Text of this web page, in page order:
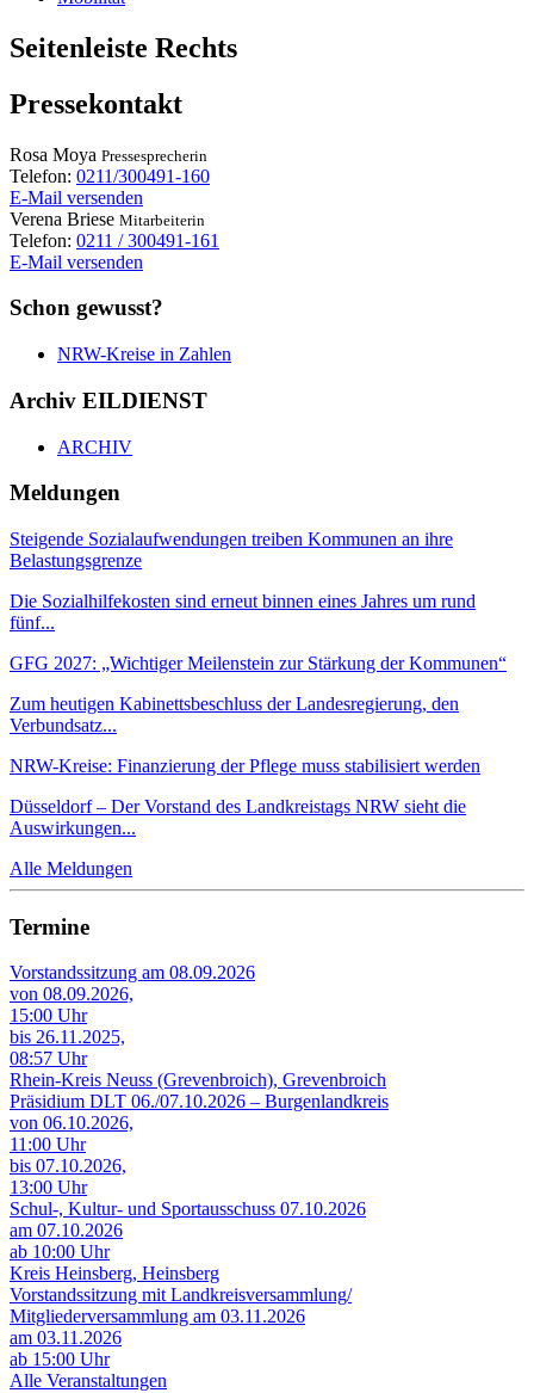
Seitenleiste Rechts
Pressekontakt
Rosa Moya Pressesprecherin
Telefon: 0211/300491-160
E-Mail versenden
Verena Briese Mitarbeiterin
Telefon: 0211 / 300491-161
E-Mail versenden
Schon gewusst?
NRW-Kreise in Zahlen
Archiv EILDIENST
ARCHIV
Meldungen
Steigende Sozialaufwendungen treiben Kommunen an ihre
Belastungsgrenze
Die Sozialhilfekosten sind erneut binnen eines Jahres um rund
fünf...
GFG 2027: „Wichtiger Meilenstein zur Stärkung der Kommunen“
Zum heutigen Kabinettsbeschluss der Landesregierung, den
Verbundsatz...
NRW-Kreise: Finanzierung der Pflege muss stabilisiert werden
Düsseldorf – Der Vorstand des Landkreistags NRW sieht die
Auswirkungen...
Alle Meldungen
Termine
Vorstandssitzung am 08.09.2026
von 08.09.2026,
15:00 Uhr
bis 26.11.2025,
08:57 Uhr
Rhein-Kreis Neuss (Grevenbroich), Grevenbroich
Präsidium DLT 06./07.10.2026 – Burgenlandkreis
von 06.10.2026,
11:00 Uhr
bis 07.10.2026,
13:00 Uhr
Schul-, Kultur- und Sportausschuss 07.10.2026
am 07.10.2026
ab 10:00 Uhr
Kreis Heinsberg, Heinsberg
Vorstandssitzung mit Landkreisversammlung/
Mitgliederversammlung am 03.11.2026
am 03.11.2026
ab 15:00 Uhr
Alle Veranstaltungen